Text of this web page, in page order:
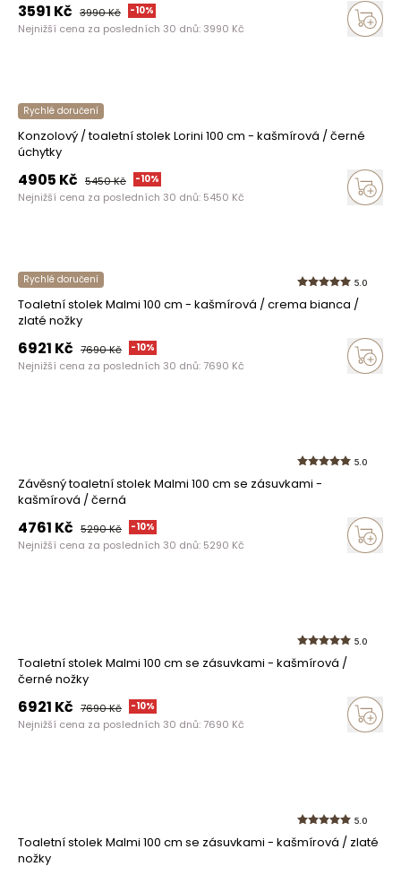
3591 Kč 3990Kč -10%
Nejnižší cena za posledních 30 dnů: 3990 Kč
Rychlé doručení
Konzolový / toaletní stolek Lorini 100 cm - kašmírová / černé
úchytky
4905 Kč 5450Kč -10%
Nejnižší cena za posledních 30 dnů: 5450 Kč
Rychlé doručení 5.0
Toaletní stolek Malmi 100 cm - kašmírová / crema bianca /
zlaté nožky
6921 Kč 7690Kč -10%
Nejnižší cena za posledních 30 dnů: 7690 Kč
5.0
Závěsný toaletní stolek Malmi 100 cm se zásuvkami -
kašmírová / černá
4761 Kč 5290Kč -10%
Nejnižší cena za posledních 30 dnů: 5290 Kč
5.0
Toaletní stolek Malmi 100 cm se zásuvkami - kašmírová /
černé nožky
6921 Kč 7690Kč -10%
Nejnižší cena za posledních 30 dnů: 7690 Kč
5.0
Toaletní stolek Malmi 100 cm se zásuvkami - kašmírová / zlaté
nožky